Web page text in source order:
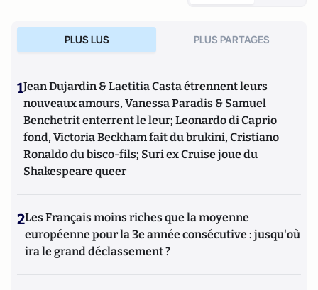
PLUS LUS PLUS PARTAGES
1Jean Dujardin & Laetitia Casta étrennent leurs
nouveaux amours, Vanessa Paradis & Samuel
Benchetrit enterrent le leur; Leonardo di Caprio
fond, Victoria Beckham fait du brukini, Cristiano
Ronaldo du bisco-fils; Suri ex Cruise joue du
Shakespeare queer
2Les Français moins riches que la moyenne
européenne pour la 3e année consécutive : jusqu'où
ira le grand déclassement ?